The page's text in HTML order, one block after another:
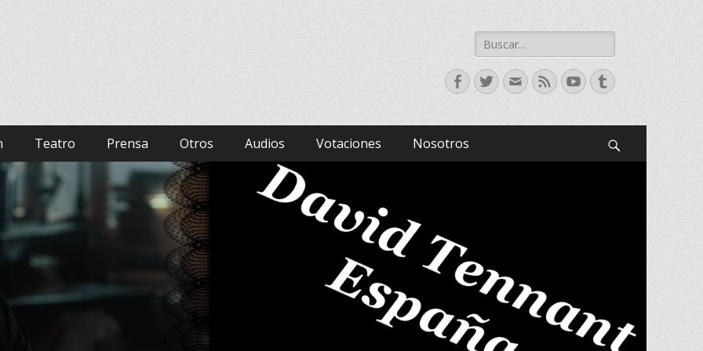
Buscar:
Facebook
TwitterCorreo
electrónico
Feed YouTubeTumblr
Teatro Prensa Otros Audios Votaciones Nosotros